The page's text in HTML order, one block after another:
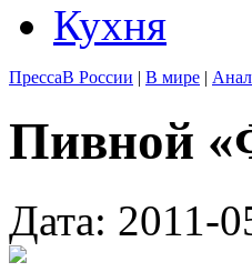
Кухня
ПрессаВ России | В мире |
Пивной
Дата: 2011-